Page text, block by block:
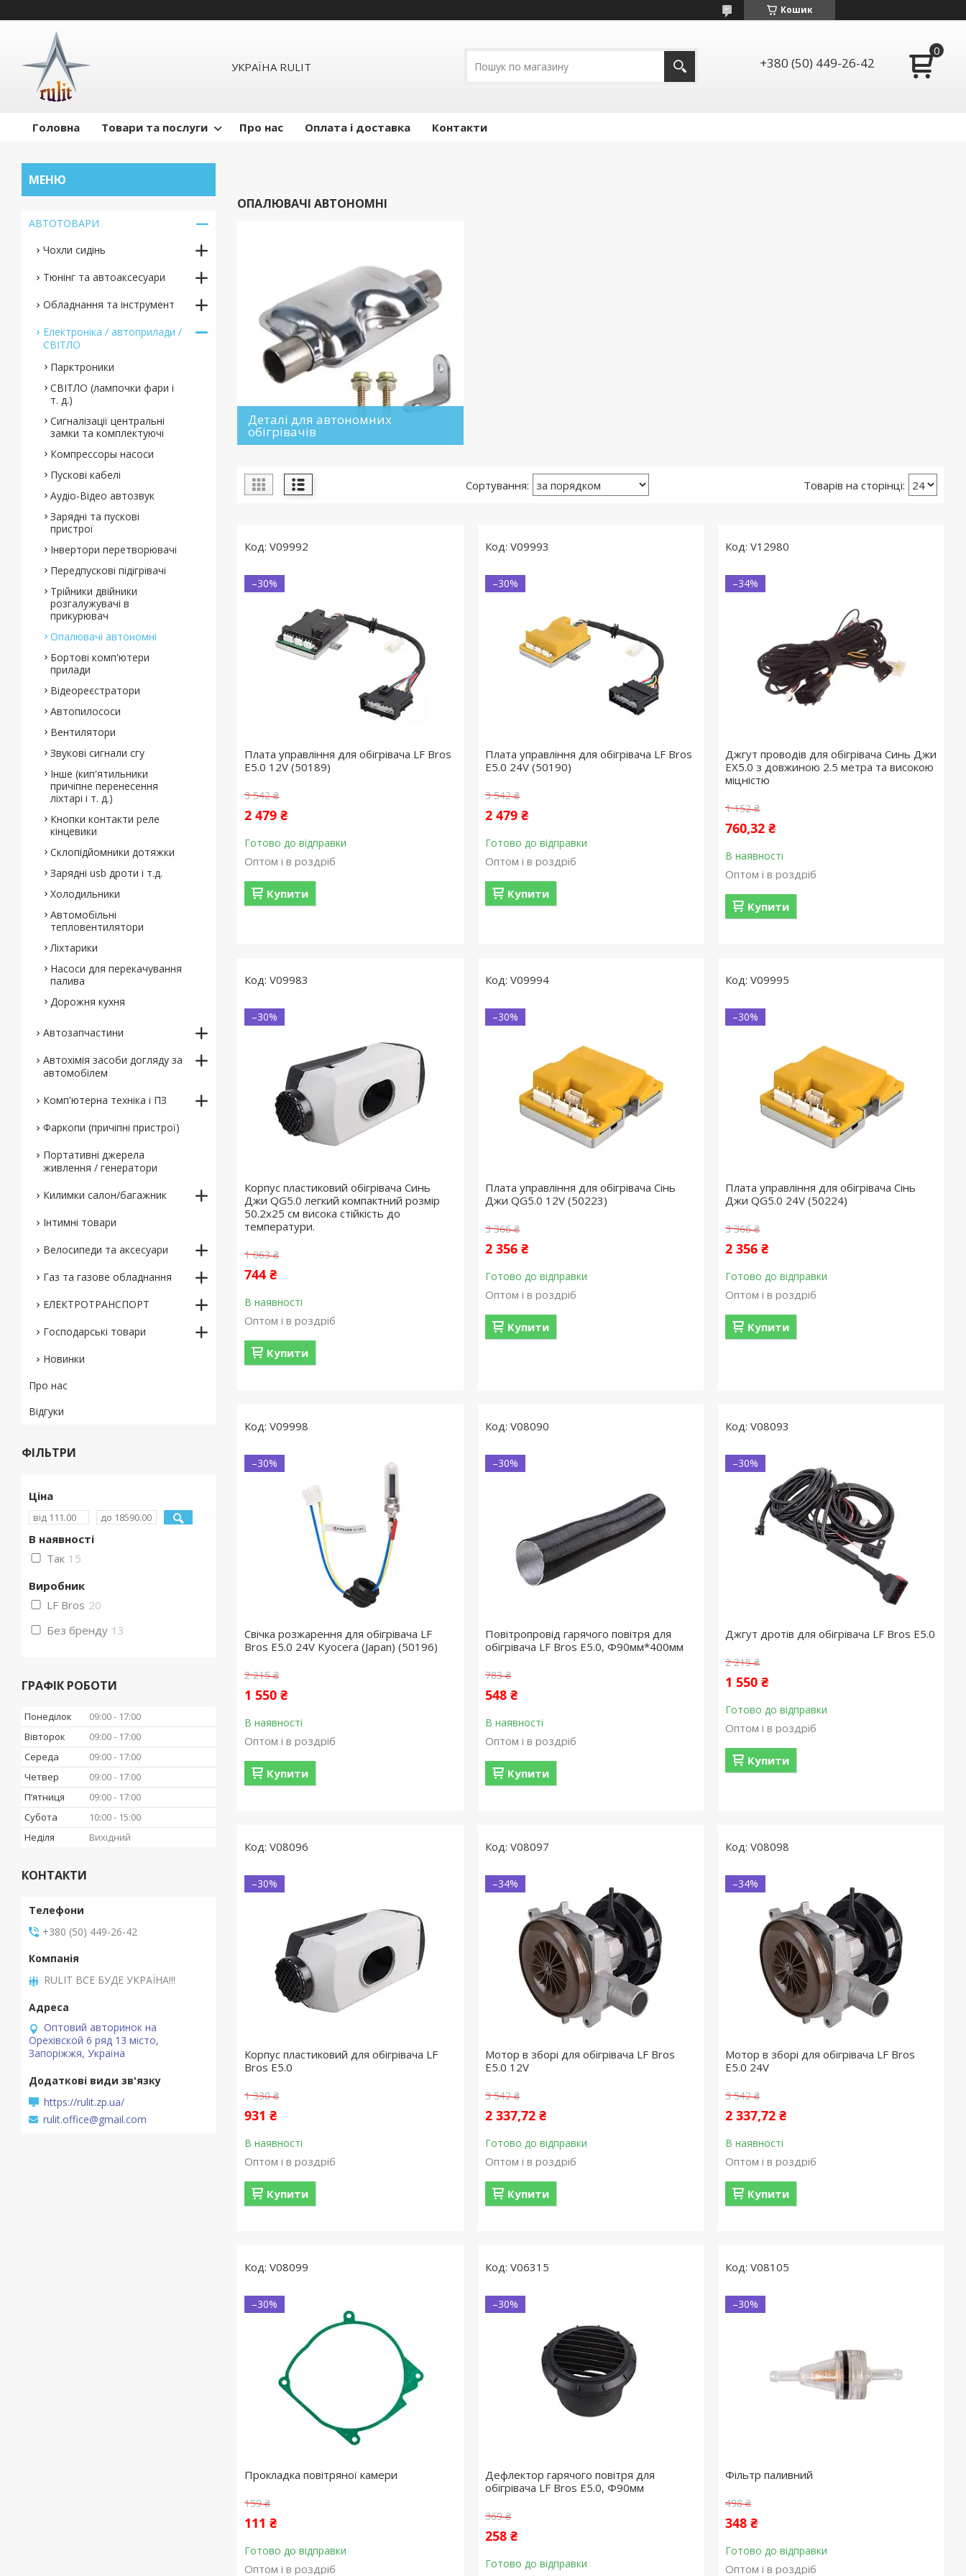
Кошик
УКРАЇНА RULIT +380 (50) 449-26-42
Головна Товари та послуги Про нас Оплата і доставка Контакти
ОПАЛЮВАЧІ АВТОНОМНІ
Деталі для автономних
обігрівачів
V09992
–30%
Плата управління для обігрівача LF Bros
E5.0 12V (50189)
3 542 ₴
2 479 ₴
Готово до відправки
Оптом і в роздріб
Купити
V09993
–30%
Плата управління для обігрівача LF Bros
E5.0 24V (50190)
3 542 ₴
2 479 ₴
Готово до відправки
Оптом і в роздріб
Купити
V12980
–34%
Джгут проводів для обігрівача Синь Джи
EХ5.0 з довжиною 2.5 метра та високою
міцністю
1 152 ₴
760,32 ₴
В наявності
Оптом і в роздріб
Купити
V09983
–30%
Корпус пластиковий обігрівача Синь
Джи QG5.0 легкий компактний розмір
50.2х25 см висока стійкість до
температури.
1 063 ₴
744 ₴
В наявності
Оптом і в роздріб
Купити
V09994
–30%
Плата управління для обігрівача Сінь
Джи QG5.0 12V (50223)
3 366 ₴
2 356 ₴
Готово до відправки
Оптом і в роздріб
Купити
V09995
–30%
Плата управління для обігрівача Сінь
Джи QG5.0 24V (50224)
3 366 ₴
2 356 ₴
Готово до відправки
Оптом і в роздріб
Купити
V09998
–30%
Свічка розжарення для обігрівача LF
Bros E5.0 24V Kyocera (Japan) (50196)
2 215 ₴
1 550 ₴
В наявності
Оптом і в роздріб
Купити
V08090
–30%
Повітропровід гарячого повітря для
обігрівача LF Bros E5.0, Ф90мм*400мм
783 ₴
548 ₴
В наявності
Оптом і в роздріб
Купити
V08093
–30%
Джгут дротів для обігрівача LF Bros E5.0
2 215 ₴
1 550 ₴
Готово до відправки
Оптом і в роздріб
Купити
V08096
–30%
Корпус пластиковий для обігрівача LF
Bros E5.0
1 330 ₴
931 ₴
В наявності
Оптом і в роздріб
Купити
V08097
–34%
Мотор в зборі для обігрівача LF Bros
E5.0 12V
3 542 ₴
2 337,72 ₴
Готово до відправки
Оптом і в роздріб
Купити
V08098
–34%
Мотор в зборі для обігрівача LF Bros
E5.0 24V
3 542 ₴
2 337,72 ₴
В наявності
Оптом і в роздріб
Купити
V08099
–30%
Прокладка повітряної камери
159 ₴
111 ₴
Готово до відправки
Оптом і в роздріб
V06315
–30%
Дефлектор гарячого повітря для
обігрівача LF Bros E5.0, Ф90мм
369 ₴
258 ₴
Готово до відправки
V08105
–30%
Фільтр паливний
498 ₴
348 ₴
Готово до відправки
Оптом і в роздріб
АВТОТОВАРИ
Чохли сидінь
Тюнінг та автоаксесуари
Обладнання та інструмент
Електроніка / автоприлади /
СВІТЛО
Парктроники
СВІТЛО (лампочки фари і
т. д.)
Сигналізації центральні
замки та комплектуючі
Компрессоры насоси
Пускові кабелі
Аудіо-Відео автозвук
Зарядні та пускові
пристрої
Інвертори перетворювачі
Передпускові підігрівачі
Трійники двійники
розгалужувачі в
прикурювач
Опалювачі автономні
Бортові комп'ютери
прилади
Відеореєстратори
Автопилососи
Вентилятори
Звукові сигнали сгу
Інше (кип'ятильники
причіпне перенесення
ліхтарі і т. д.)
Кнопки контакти реле
кінцевики
Склопідйомники дотяжки
Зарядні usb дроти і т.д.
Холодильники
Автомобільні
тепловентилятори
Ліхтарики
Насоси для перекачування
палива
Дорожня кухня
Автозапчастини
Автохімія засоби догляду за
автомобілем
Комп'ютерна техніка і ПЗ
Фаркопи (причіпні пристрої)
Портативні джерела
живлення / генератори
Килимки салон/багажник
Інтимні товари
Велосипеди та аксесуари
Газ та газове обладнання
ЕЛЕКТРОТРАНСПОРТ
Господарські товари
Новинки
Про нас
Відгуки
ФІЛЬТРИ
Ціна
В наявності
Так 15
Виробник
LF Bros 20
Без бренду 13
ГРАФІК РОБОТИ
Понеділок 09:00
17:00
Вівторок
09:00
17:00
Середа
09:00
17:00
Четвер
09:00
17:00
Пʼятниця
09:00
17:00
Субота
10:00
15:00
Неділя
Вихідний
КОНТАКТИ
+380 (50) 449-26-42
RULIT ВСЕ БУДЕ УКРАЇНА!!!
Оптовий авторинок на
Орехівской 6 ряд 13 місто,
Запоріжжя, Україна
https://rulit.zp.ua/
rulit.office@gmail.com